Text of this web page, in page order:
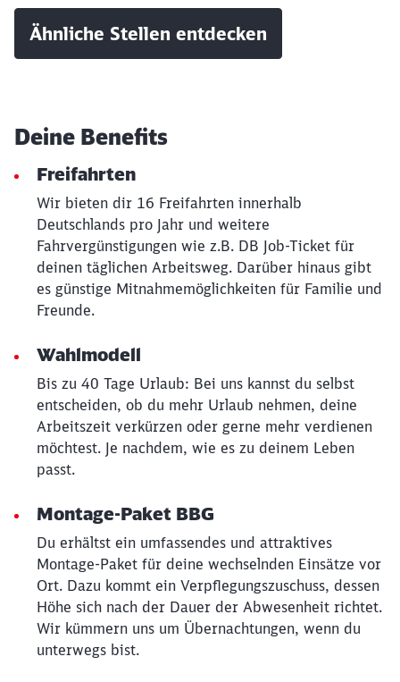
Ähnliche Stellen entdecken
Deine Benefits
Freifahrten
Wir bieten dir 16 Freifahrten innerhalb
Deutschlands pro Jahr und weitere
Fahrvergünstigungen wie z.B. DB Job-Ticket für
deinen täglichen Arbeitsweg. Darüber hinaus gibt
es günstige Mitnahmemöglichkeiten für Familie und
Freunde.
Wahlmodell
Bis zu 40 Tage Urlaub: Bei uns kannst du selbst
entscheiden, ob du mehr Urlaub nehmen, deine
Arbeitszeit verkürzen oder gerne mehr verdienen
möchtest. Je nachdem, wie es zu deinem Leben
passt.
Montage-Paket BBG
Du erhältst ein umfassendes und attraktives
Montage-Paket für deine wechselnden Einsätze vor
Ort. Dazu kommt ein Verpflegungszuschuss, dessen
Höhe sich nach der Dauer der Abwesenheit richtet.
Wir kümmern uns um Übernachtungen, wenn du
unterwegs bist.
Möchten Sie zu
werden?
Abbrechen Weiter